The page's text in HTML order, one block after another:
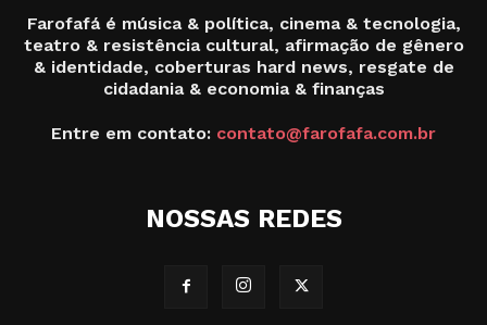
Farofafá é música & política, cinema & tecnologia,
teatro & resistência cultural, afirmação de gênero
& identidade, coberturas hard news, resgate de
cidadania & economia & finanças
Entre em contato: contato@farofafa.com.br
NOSSAS REDES